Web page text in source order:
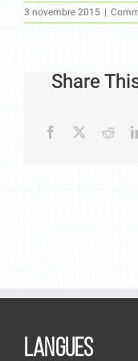
3 novembre 2015 |
Share
Facebook
LANGUES